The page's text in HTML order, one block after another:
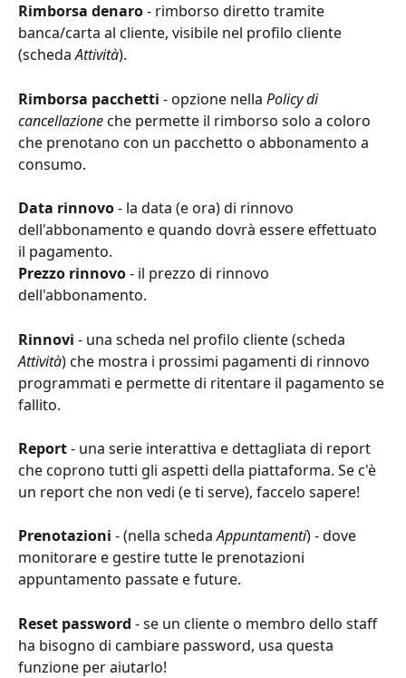
Rimborsa denaro - rimborso diretto tramite
banca/carta al cliente, visibile nel profilo cliente
(scheda Attività).
Rimborsa pacchetti - opzione nella Policy di
cancellazione che permette il rimborso solo a coloro
che prenotano con un pacchetto o abbonamento a
consumo.
Data rinnovo - la data (e ora) di rinnovo
dell'abbonamento e quando dovrà essere effettuato
il pagamento.
Prezzo rinnovo - il prezzo di rinnovo
dell'abbonamento.
Rinnovi - una scheda nel profilo cliente (scheda
Attività) che mostra i prossimi pagamenti di rinnovo
programmati e permette di ritentare il pagamento se
fallito.
Report - una serie interattiva e dettagliata di report
che coprono tutti gli aspetti della piattaforma. Se c'è
un report che non vedi (e ti serve), faccelo sapere!
Prenotazioni - (nella scheda Appuntamenti) - dove
monitorare e gestire tutte le prenotazioni
appuntamento passate e future.
Reset password - se un cliente o membro dello staff
ha bisogno di cambiare password, usa questa
funzione per aiutarlo!